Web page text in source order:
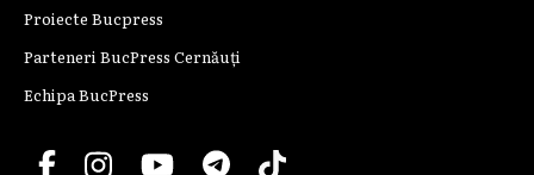
Proiecte Bucpress
Parteneri BucPress Cernăuți
Echipa BucPress